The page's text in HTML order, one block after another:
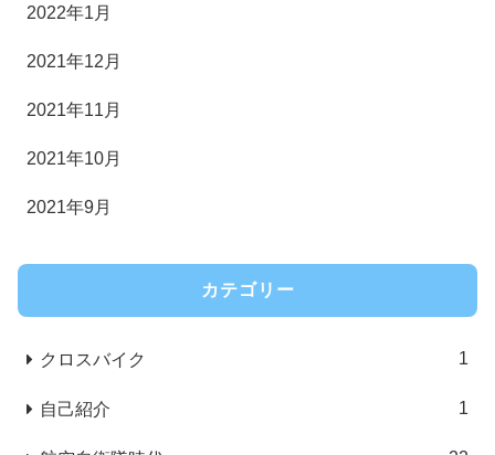
2022年1月
2021年12月
2021年11月
2021年10月
2021年9月
カテゴリー
クロスバイク 1
自己紹介 1